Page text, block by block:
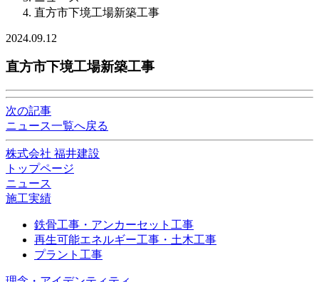
直方市下境工場新築工事
2024.09.12
直方市下境工場新築工事
次の記事
ニュース一覧へ戻る
株式会社 福井建設
トップページ
ニュース
施工実績
鉄骨工事・アンカーセット工事
再生可能エネルギー工事・土木工事
プラント工事